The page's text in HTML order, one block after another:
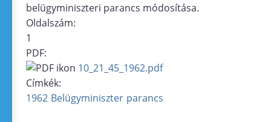
belügyminiszteri parancs módosítása.
Oldalszám:
1
PDF:
10_21_45_1962.pdf
Címkék:
1962 Belügyminiszter parancs